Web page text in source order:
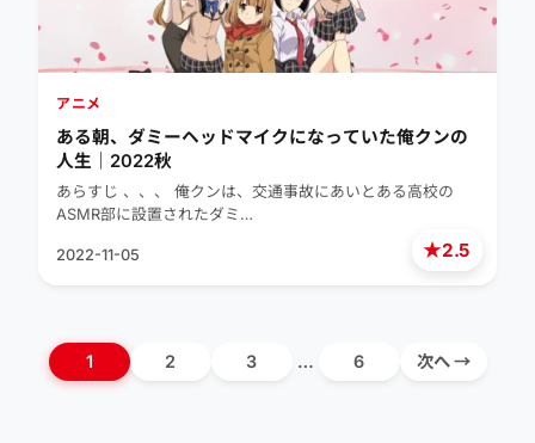
★2.5
アニメ
ある朝、ダミーヘッドマイクになっていた俺クンの
人生｜2022秋
あらすじ 、、、 俺クンは、交通事故にあいとある高校の
ASMR部に設置されたダミ…
2022-11-05
1 2 3 … 6 次へ →